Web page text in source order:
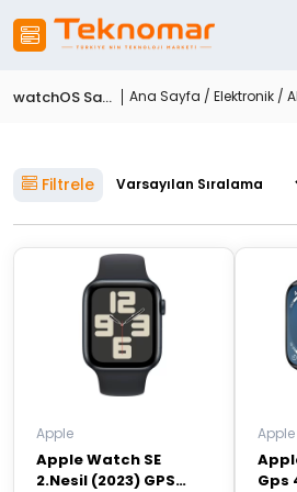
Geç
watchOS Saatler Ana Sayfa / Elektronik /
Filtrele
Apple
Apple Watch SE
2.Nesil (2023) GPS
Apple
Gps